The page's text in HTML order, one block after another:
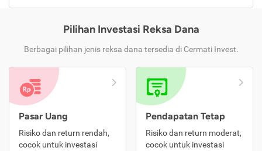
Pilihan Investasi Reksa Dana
Berbagai pilihan jenis reksa dana tersedia di Cermati Invest.
Pasar Uang
Risiko dan return rendah,
cocok untuk investasi
Pendapatan Tetap
Risiko dan return moderat,
cocok untuk investasi